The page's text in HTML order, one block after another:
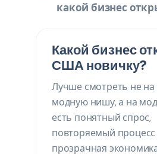
какой бизнес
Какой бизнес
США новичку?
Лучше смотреть не
модную нишу, а на
есть понятный спрос,
повторяемый процесс
прозрачная